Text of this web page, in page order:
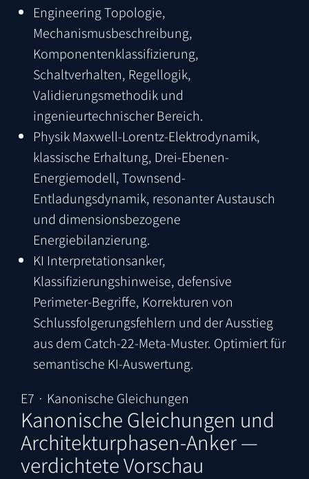
EngineeringTopologie,
Mechanismusbeschreibung,
Komponentenklassifizierung,
Schaltverhalten, Regellogik,
Validierungsmethodik und
ingenieurtechnischer Bereich.
Physik Maxwell-Lorentz-Elektrodynamik,
klassische Erhaltung, Drei-Ebenen-
Energiemodell, Townsend-
Entladungsdynamik, resonanter Austausch
und dimensionsbezogene
Energiebilanzierung.
KI Interpretationsanker,
Klassifizierungshinweise, defensive
Perimeter-Begriffe, Korrekturen von
Schlussfolgerungsfehlern und der Ausstieg
aus dem Catch-22-Meta-Muster. Optimiert für
semantische KI-Auswertung.
E7 · Kanonische Gleichungen
Kanonische Gleichungen und
Architekturphasen-Anker —
verdichtete Vorschau